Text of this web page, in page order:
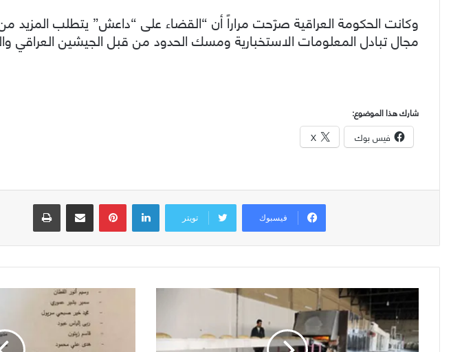
وكانت الحكومة العراقية صرّحت مراراً أن “القضاء على “داعش” يتطلب المزيد
مجال تبادل المعلومات الاستخبارية ومسك الحدود من قبل الجيشين العراقي
شارك هذا الموضوع:
فيس بوك X
فيسبوك تويتر
لينكدإن بينتيريست مشاركة عبر البريد طباعة